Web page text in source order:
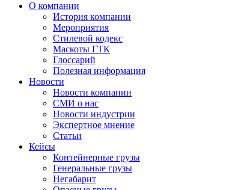
О компании
История компании
Мероприятия
Стилевой кодекс
Маскоты ГТК
Глоссарий
Полезная информация
Новости
Новости компании
СМИ о нас
Новости индустрии
Экспертное мнение
Статьи
Кейсы
Контейнерные грузы
Генеральные грузы
Негабарит